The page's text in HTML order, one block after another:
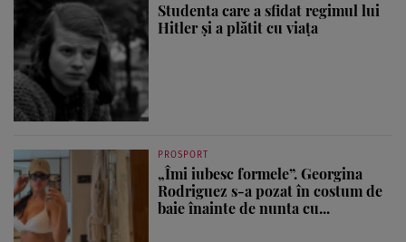
Studenta care a sfidat regimul lui
Hitler și a plătit cu viața
PROSPORT
„Îmi iubesc formele”. Georgina
Rodriguez s-a pozat în costum de
baie înainte de nunta cu...